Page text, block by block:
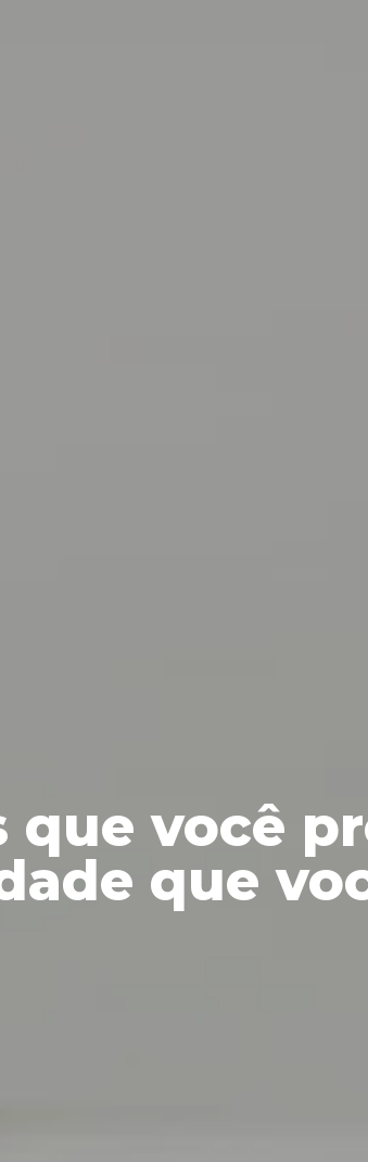
que você
que